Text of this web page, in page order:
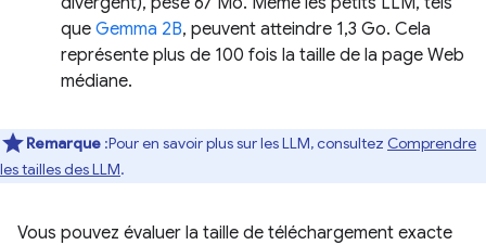
que Gemma 2B, peuvent atteindre 1,3 Go. Cela
représente plus de 100 fois la taille de la page Web
médiane.
Remarque :Pour en savoir plus sur les LLM, consultez Comprendre
les tailles des LLM.
Vous pouvez évaluer la taille de téléchargement exacte